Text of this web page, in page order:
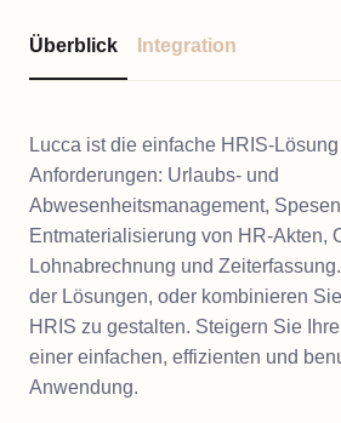
Überblick Integration
Lucca ist die einfache HRIS-
Anforderungen: Urlaubs- und
Abwesenheitsmanagement,
Entmaterialisierung von HR-Akten,
Lohnabrechnung und
der Lösungen, oder kombinieren
HRIS zu gestalten. Steigern Sie
einer einfachen, effizienten und
Anwendung.